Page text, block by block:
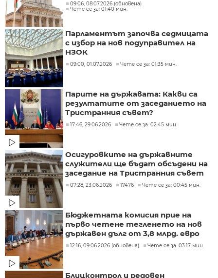
09:06, 08.07.2026 (обновена)
Чете се за: 01:40 мин.
Парламентът започва седмицата
с избор на нов подуправител на
НЗОК
09:00, 01.07.2026 Чете се за: 01:35 мин.
Парите на държавата: Какви са
резултатите от заседанието на
Тристранния съвет?
17:46, 29.06.2026 Чете се за: 02:45 мин.
Осигуровките на държавните
служители ще бъдат обсъдени на
заседание на Тристранния съвет
07:28, 23.06.2026 17476 Чете се за: 00:45 мин.
Бюджетната комисия прие на
първо четене тегленето на нов
държавен дълг от 3,8 млрд. евро
12:16, 09.06.2026 (обновена) Чете се за: 03:17 мин.
Блицконтрол и редовен